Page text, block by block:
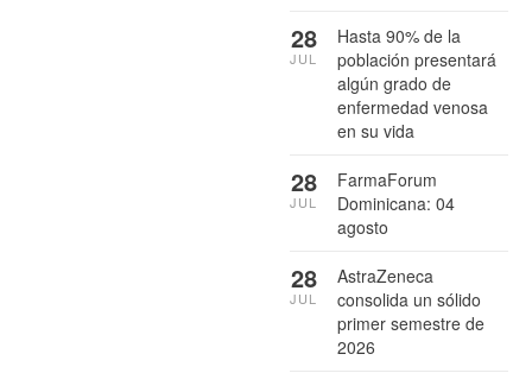
Hasta 90% de la
población presentará
algún grado de
enfermedad venosa
en su vida
28
JUL
FarmaForum
Dominicana: 04
agosto
28
JUL
AstraZeneca
consolida un sólido
primer semestre de
2026
28
JUL